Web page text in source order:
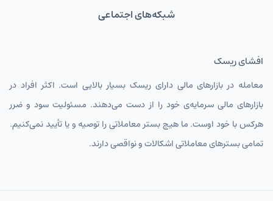
شبکه‌های اجتماعی
افشای ریسک
معامله در بازارهای مالی دارای ریسک بسیار بالایی است. اکثر افراد در
بازارهای مالی سرمایه‌ی خود را از دست می‌دهند. مسئولیت سود و ضرر
هرکس با خود اوست. ما هیچ بستر معاملاتی را توصیه و یا تأیید نمی‌کنیم.
تمامی بسترهای معاملاتی اشکالات و نواقصی دارند.